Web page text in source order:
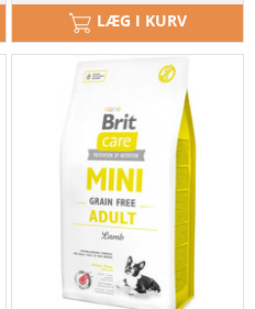
LÆG I KURV